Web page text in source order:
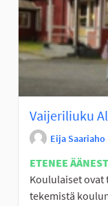
Vaijeriliuku
Eija Saariaho
ETENEE
Koululaiset
tekemistä